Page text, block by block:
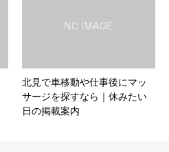
北見で車移動や仕事後にマッ
サージを探すなら｜休みたい
日の掲載案内